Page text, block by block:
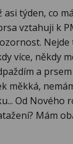
týden, co
vztahuji k
více, někdy
a
měkká,
Od Nového
Mám